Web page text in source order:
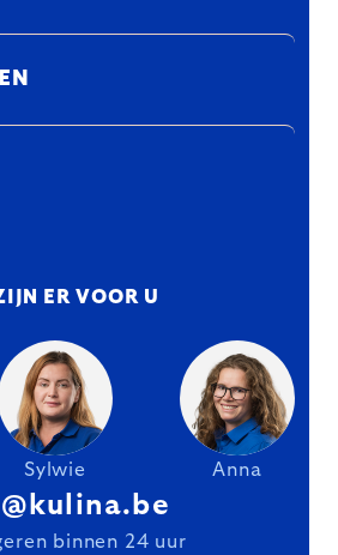
ER VOOR U
Sylwie Anna
binnen 24 uur